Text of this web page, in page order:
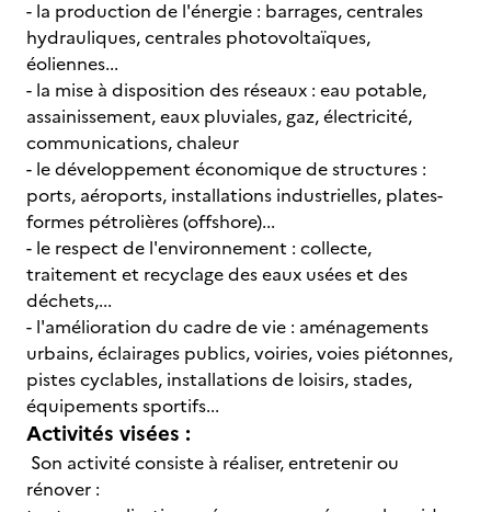
- la production de l'énergie : barrages, centrales
hydrauliques, centrales photovoltaïques,
éoliennes...
- la mise à disposition des réseaux : eau potable,
assainissement, eaux pluviales, gaz, électricité,
communications, chaleur
- le développement économique de structures :
ports, aéroports, installations industrielles, plates-
formes pétrolières (offshore)...
- le respect de l'environnement : collecte,
traitement et recyclage des eaux usées et des
déchets,...
- l'amélioration du cadre de vie : aménagements
urbains, éclairages publics, voiries, voies piétonnes,
pistes cyclables, installations de loisirs, stades,
équipements sportifs...
Activités visées :
Son activité consiste à réaliser, entretenir ou
rénover :